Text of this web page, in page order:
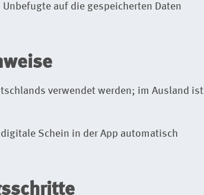
auf die gespeicherten Daten
verwendet werden; im Ausland ist
Schein in der App automatisch